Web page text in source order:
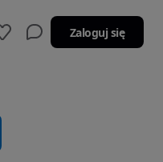
Zaloguj się